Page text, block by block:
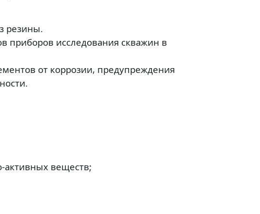
резины.
приборов исследования скважин в
от коррозии, предупреждения
активных веществ;